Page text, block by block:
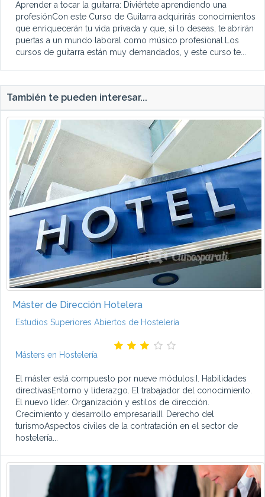
Aprender a tocar la guitarra: Diviértete aprendiendo una
profesiónCon este Curso de Guitarra adquirirás conocimientos
que enriquecerán tu vida privada y que, si lo deseas, te abrirán
puertas a un mundo laboral como músico profesional.Los
cursos de guitarra están muy demandados, y este curso te...
También te pueden interesar...
Máster de Dirección Hotelera
Estudios Superiores Abiertos de Hostelería
Másters en Hostelería
El máster está compuesto por nueve módulos:I. Habilidades
directivasEntorno y liderazgo. El trabajador del conocimiento.
El nuevo líder. Organización y estilos de dirección.
Crecimiento y desarrollo empresarialII. Derecho del
turismoAspectos civiles de la contratación en el sector de
hostelería...